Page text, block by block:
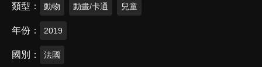
類型 動物 動畫/卡通 兒童
年份 2019
國別 法國